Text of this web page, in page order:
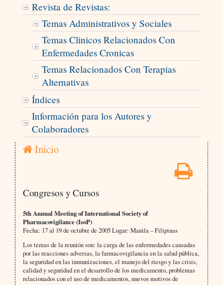
Revista de Revistas:
Temas Administrativos y Sociales
Temas Clinicos Relacionados Con
Enfermedades Cronicas
Temas Relacionados Con Terapias
Alternativas
Índices
Información para los Autores y
Colaboradores
Inicio
Congresos y Cursos
5th Annual Meeting of International Society of
Pharmacovigilance (IsoP)
Fecha: 17 al 19 de octubre de 2005 Lugar: Manila – Filipinas
Los temas de la reunión son: la carga de las enfermedades causadas
por las reacciones adversas, la farmacovigilancia en la salud pública,
la seguridad en las inmunizaciones, el manejo del riesgo y las crisis,
calidad y seguridad en el desarrollo de los medicamento, problemas
relacionados con el uso de medicamentos, nuevos motivos de